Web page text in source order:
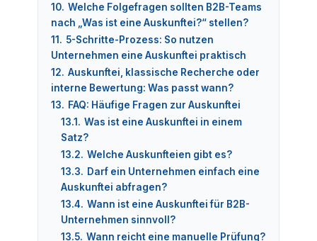
10. Welche Folgefragen sollten B2B-Teams
nach „Was ist eine Auskunftei?“ stellen?
11. 5-Schritte-Prozess: So nutzen
Unternehmen eine Auskunftei praktisch
12. Auskunftei, klassische Recherche oder
interne Bewertung: Was passt wann?
13. FAQ: Häufige Fragen zur Auskunftei
13.1. Was ist eine Auskunftei in einem
Satz?
13.2. Welche Auskunfteien gibt es?
13.3. Darf ein Unternehmen einfach eine
Auskunftei abfragen?
13.4. Wann ist eine Auskunftei für B2B-
Unternehmen sinnvoll?
13.5. Wann reicht eine manuelle Prüfung?